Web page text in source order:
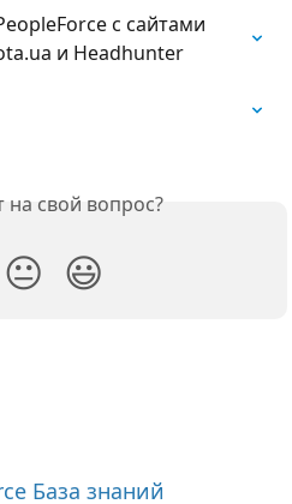
с сайтами
и Headhunter
свой вопрос?
😐 😃